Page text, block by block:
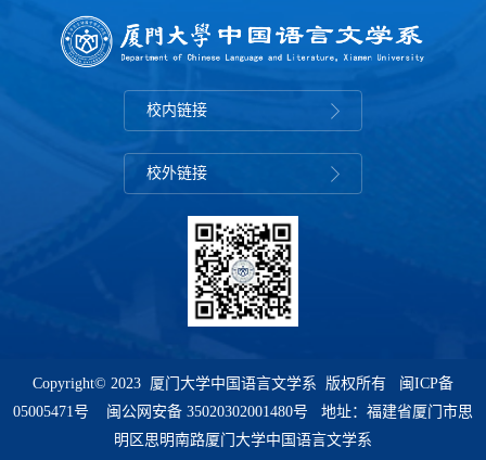
校内链接
校外链接
Copyright© 2023 厦门大学中国语言文学系 版权所有 闽ICP备
05005471号 闽公网安备 35020302001480号 地址：福建省厦门市思
明区思明南路厦门大学中国语言文学系